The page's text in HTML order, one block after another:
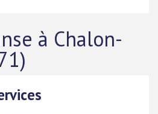
à Chalon-